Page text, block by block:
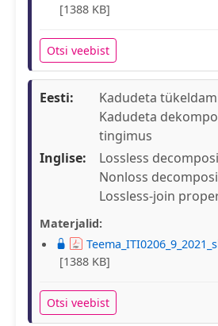
[1388 KB]
Otsi veebist
Eesti:
Kadudeta
Kadudeta
tingimus
Inglise:
Lossless
Nonloss
Lossless-join
Materjalid:
[1388 KB]
Otsi veebist